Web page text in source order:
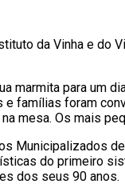
da Vinha e do
marmita para um
e famílias foram
mesa. Os mais
Municipalizados
do primeiro
dos seus 90 anos.